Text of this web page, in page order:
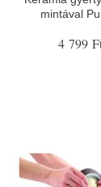
mintával
4 799